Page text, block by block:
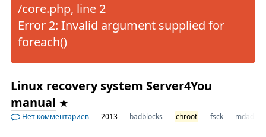
/core.php, line 2
Error 2: Invalid argument supplied for
foreach()
Linux recovery system Server4You
manual
Нет комментариев 2013 badblocks chroot fsck mdadm